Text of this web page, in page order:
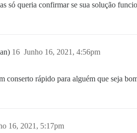
só queria confirmar se sua solução
Junho 16, 2021, 4:56pm
16
conserto rápido para alguém que seja
16, 2021, 5:17pm